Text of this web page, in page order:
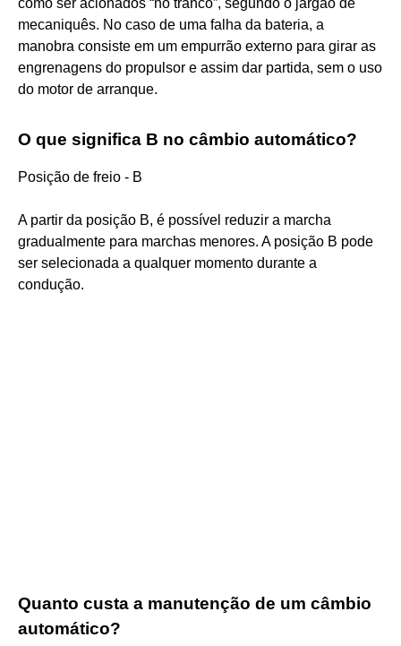
mecaniquês. No caso de uma falha da bateria, a
manobra consiste em um empurrão externo para girar as
engrenagens do propulsor e assim dar partida, sem o uso
do motor de arranque.
O que significa B no câmbio automático?
Posição de freio - B
A partir da posição B, é possível reduzir a marcha
gradualmente para marchas menores. A posição B pode
ser selecionada a qualquer momento durante a
condução.
Quanto custa a manutenção de um câmbio
automático?